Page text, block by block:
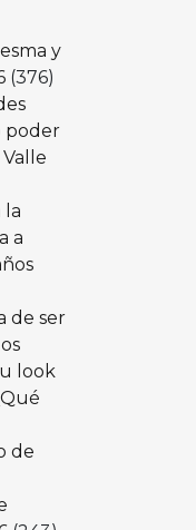
y
(376)
poder
la
a
de ser
look
de